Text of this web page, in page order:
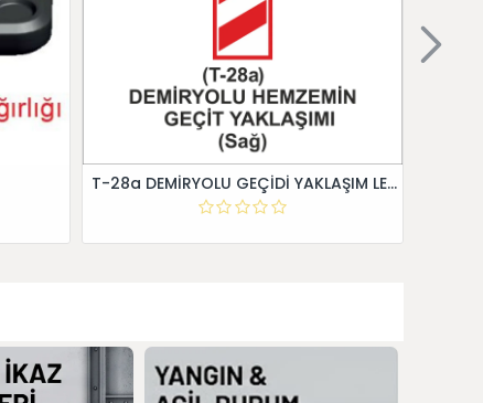
T-28a DEMİRYOLU GEÇİDİ YAKLAŞIM LEVHALARI (Sağ)